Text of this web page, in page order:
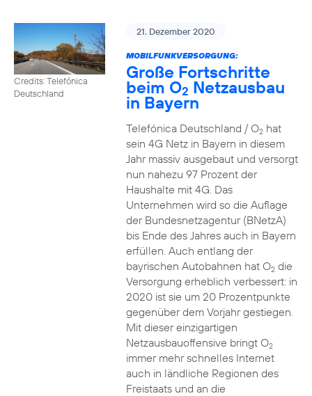
Credits: Telefónica
Deutschland
21. Dezember 2020
MOBILFUNKVERSORGUNG:
Große Fortschritte
beim O2 Netzausbau
in Bayern
Telefónica Deutschland / O2hat
sein 4G Netz in Bayern in diesem
Jahr massiv ausgebaut und versorgt
nun nahezu 97 Prozent der
Haushalte mit 4G. Das
Unternehmen wird so die Auflage
der Bundesnetzagentur (BNetzA)
bis Ende des Jahres auch in Bayern
erfüllen. Auch entlang der
bayrischen Autobahnen hat O2die
Versorgung erheblich verbessert: in
2020 ist sie um 20 Prozentpunkte
gegenüber dem Vorjahr gestiegen.
Mit dieser einzigartigen
Netzausbauoffensive bringt O2
immer mehr schnelles Internet
auch in ländliche Regionen des
Freistaats und an die